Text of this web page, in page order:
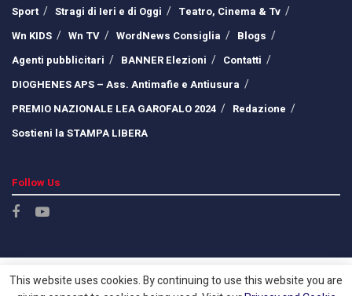
Sport
Stragi di Ieri e di Oggi
Teatro, Cinema & Tv
Wn KIDS
Wn TV WordNews Consiglia
Blogs
Agenti pubblicitari
BANNER Elezioni
Contatti
DIOGHENES APS – Ass. Antimafie e Antiusura
PREMIO NAZIONALE LEA GAROFALO 2024
Redazione
Sostieni la STAMPA LIBERA
Follow Us
This website uses cookies. By continuing to use this website you are